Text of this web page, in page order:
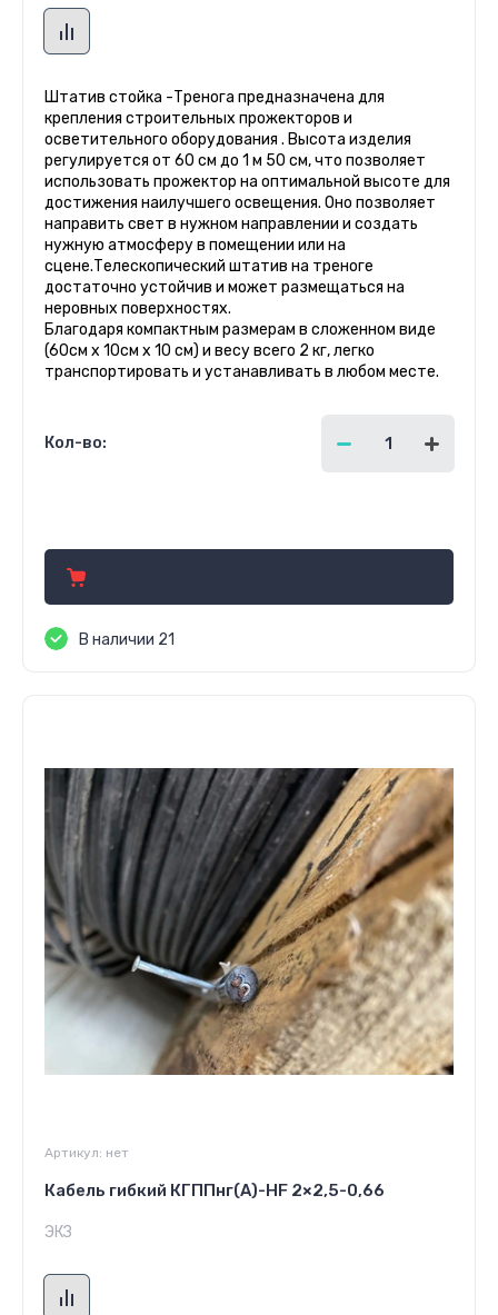
Штатив стойка -Тренога предназначена для
крепления строительных прожекторов и
осветительного оборудования . Высота изделия
регулируется от 60 см до 1 м 50 см, что позволяет
использовать прожектор на оптимальной высоте для
достижения наилучшего освещения. Оно позволяет
направить свет в нужном направлении и создать
нужную атмосферу в помещении или на
сцене.Телескопический штатив на треноге
достаточно устойчив и может размещаться на
неровных поверхностях.
Благодаря компактным размерам в сложенном виде
(60см x 10см х 10 см) и весу всего 2 кг, легко
транспортировать и устанавливать в любом месте.
Кол-во:
В наличии 21
Артикул: нет
Кабель гибкий КГППнг(A)-HF 2×2,5-0,66
ЭКЗ